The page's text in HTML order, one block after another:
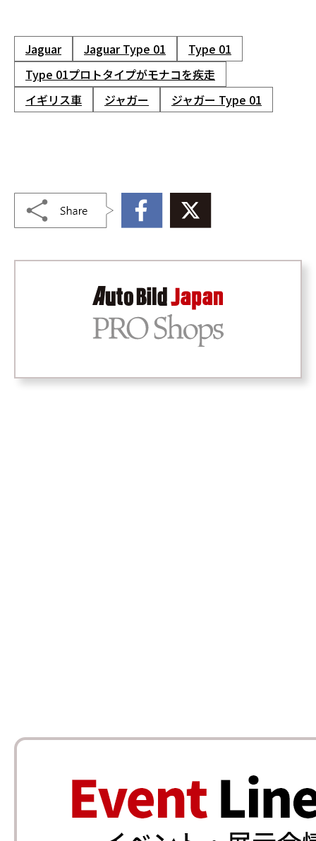
Jaguar Jaguar Type 01
Type 01
Type 01プロトタイプがモナコを疾走
イギリス車
ジャガー ジャガー Type 01